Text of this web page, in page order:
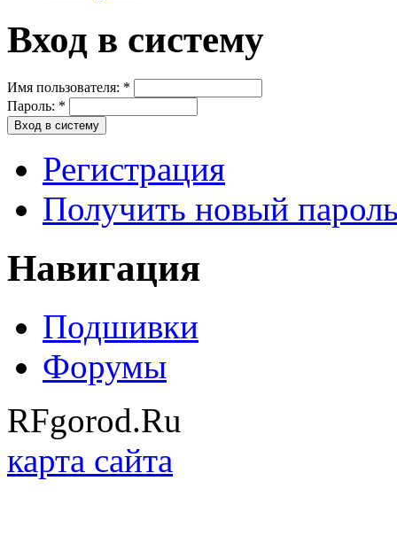
Вход в систему
Имя пользователя: *
Пароль: *
Регистрация
Получить новый
Навигация
Подшивки
Форумы
RFgorod.Ru
карта сайта